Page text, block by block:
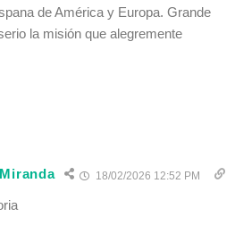
de América y Europa. Grande
la misión que alegremente
18/02/2026 12:52 PM